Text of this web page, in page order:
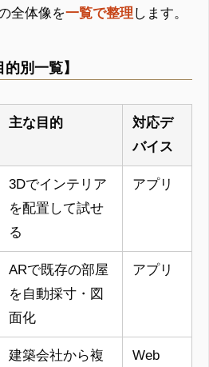
全体像を一覧で整理 します。
別一覧】
主な目的
対応デ
バイス
3Dでインテリア
を配置して試せ
る
アプリ
ARで既存の部屋
を自動採寸・図
面化
アプリ
建築会社から複
Web